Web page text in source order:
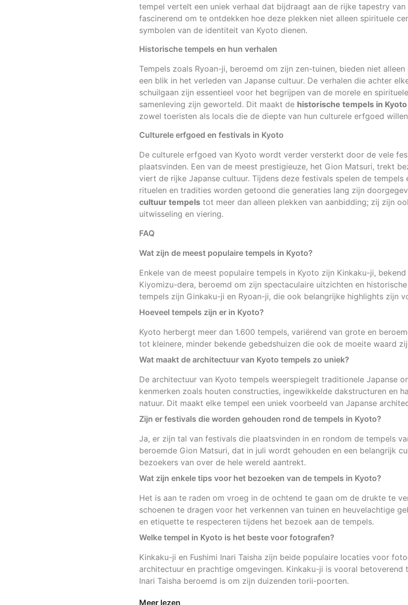
tempel vertelt een uniek verhaal dat bijdraagt aan de rijke tapestry van
fascinerend om te ontdekken hoe deze plekken niet alleen spirituele
symbolen van de identiteit van Kyoto dienen.
Historische tempels en hun verhalen
Tempels zoals Ryoan-ji, beroemd om zijn zen-tuinen, bieden niet
een blik in het verleden van Japanse cultuur. De verhalen die achter
schuilgaan zijn essentieel voor het begrijpen van de morele en
samenleving zijn geworteld. Dit maakt de historische tempels in Kyoto
zowel toeristen als locals die de diepte van hun culturele erfgoed
Culturele erfgoed en festivals in Kyoto
De culturele erfgoed van Kyoto wordt verder versterkt door de vele
plaatsvinden. Een van de meest prestigieuze, het Gion Matsuri, trekt
viert de rijke Japanse cultuur. Tijdens deze festivals spelen de tempels
rituelen en tradities worden getoond die generaties lang zijn
cultuur tempels tot meer dan alleen plekken van aanbidding; zij zijn
uitwisseling en viering.
FAQ
Wat zijn de meest populaire tempels in Kyoto?
Enkele van de meest populaire tempels in Kyoto zijn Kinkaku-ji,
Kiyomizu-dera, beroemd om zijn spectaculaire uitzichten en
tempels zijn Ginkaku-ji en Ryoan-ji, die ook belangrijke highlights zijn
Hoeveel tempels zijn er in Kyoto?
Kyoto herbergt meer dan 1.600 tempels, variërend van grote en
tot kleinere, minder bekende gebedshuizen die ook de moeite waard
Wat maakt de architectuur van Kyoto tempels zo uniek?
De architectuur van Kyoto tempels weerspiegelt traditionele Japanse
kenmerken zoals houten constructies, ingewikkelde dakstructuren en
natuur. Dit maakt elke tempel een uniek voorbeeld van Japanse
Zijn er festivals die worden gehouden rond de tempels in Kyoto?
Ja, er zijn tal van festivals die plaatsvinden in en rondom de tempels
beroemde Gion Matsuri, dat in juli wordt gehouden en een belangrijk
bezoekers van over de hele wereld aantrekt.
Wat zijn enkele tips voor het bezoeken van de tempels in Kyoto?
Het is aan te raden om vroeg in de ochtend te gaan om de drukte te
schoenen te dragen voor het verkennen van tuinen en heuvelachtige
en etiquette te respecteren tijdens het bezoek aan de tempels.
Welke tempel in Kyoto is het beste voor fotografen?
Kinkaku-ji en Fushimi Inari Taisha zijn beide populaire locaties voor
architectuur en prachtige omgevingen. Kinkaku-ji is vooral betoverend
Inari Taisha beroemd is om zijn duizenden torii-poorten.
Meer lezen